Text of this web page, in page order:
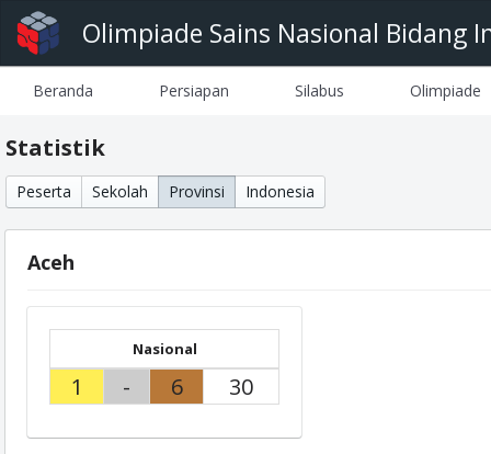
Olimpiade Sains Nasional Bidang
Beranda Persiapan Silabus Olimpiade
Statistik
Peserta Sekolah Provinsi Indonesia
Aceh
Nasional
1 - 6 30